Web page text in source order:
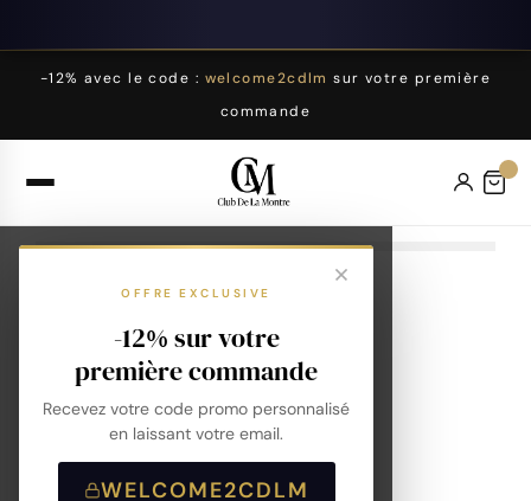
-12% avec le code : welcome2cdlm sur votre première
commande
OFFRE EXCLUSIVE
-12% sur votre
première commande
Recevez votre code promo personnalisé
en laissant votre email.
WELCOME2CDLM